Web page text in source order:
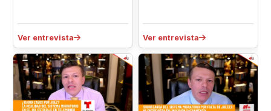
Ver entrevista Ver entrevista